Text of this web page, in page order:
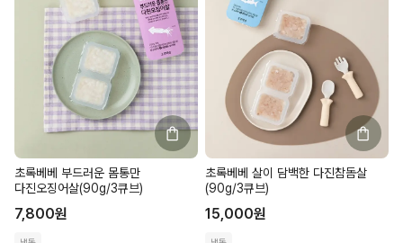
초록베베 부드러운 몸통만
다진오징어살(90g/3큐브)
7,800원
초록베베 살이 담백한 다진참돔살
(90g/3큐브)
15,000원